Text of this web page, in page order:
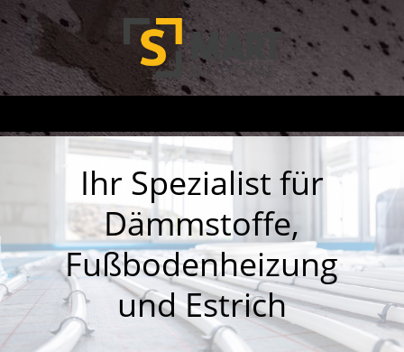
Ihr Spezialist für
Dämmstoffe,
Fußbodenheizung
und Estrich